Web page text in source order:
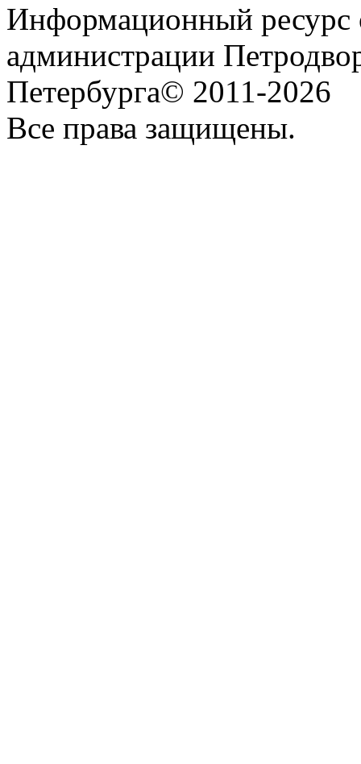
Информационный ресурс
администрации
Петербурга© 2011-2026
Все права защищены.